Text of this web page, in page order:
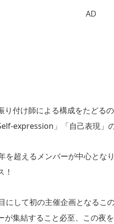
AD
り付け師による構成をたどる
expression」「自己表現」
を超えるメンバーが中心とな
にして初の主催企画となるこ
が集結すること必至、この夜